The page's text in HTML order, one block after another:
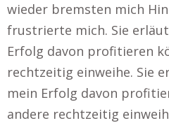
wieder bremsten mich
frustrierte mich. Sie
Erfolg davon profitieren
rechtzeitig einweihe. Sie
mein Erfolg davon
andere rechtzeitig